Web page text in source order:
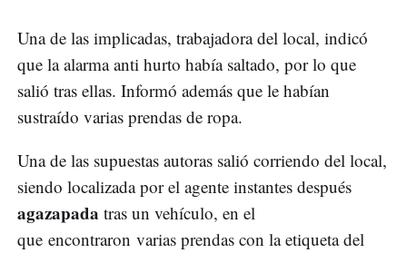
Una de las implicadas, trabajadora del local, indicó
que la alarma anti hurto había saltado, por lo que
salió tras ellas. Informó además que le habían
sustraído varias prendas de ropa.
Una de las supuestas autoras salió corriendo del local,
siendo localizada por el agente instantes después
agazapada tras un vehículo, en el
que encontraron varias prendas con la etiqueta del